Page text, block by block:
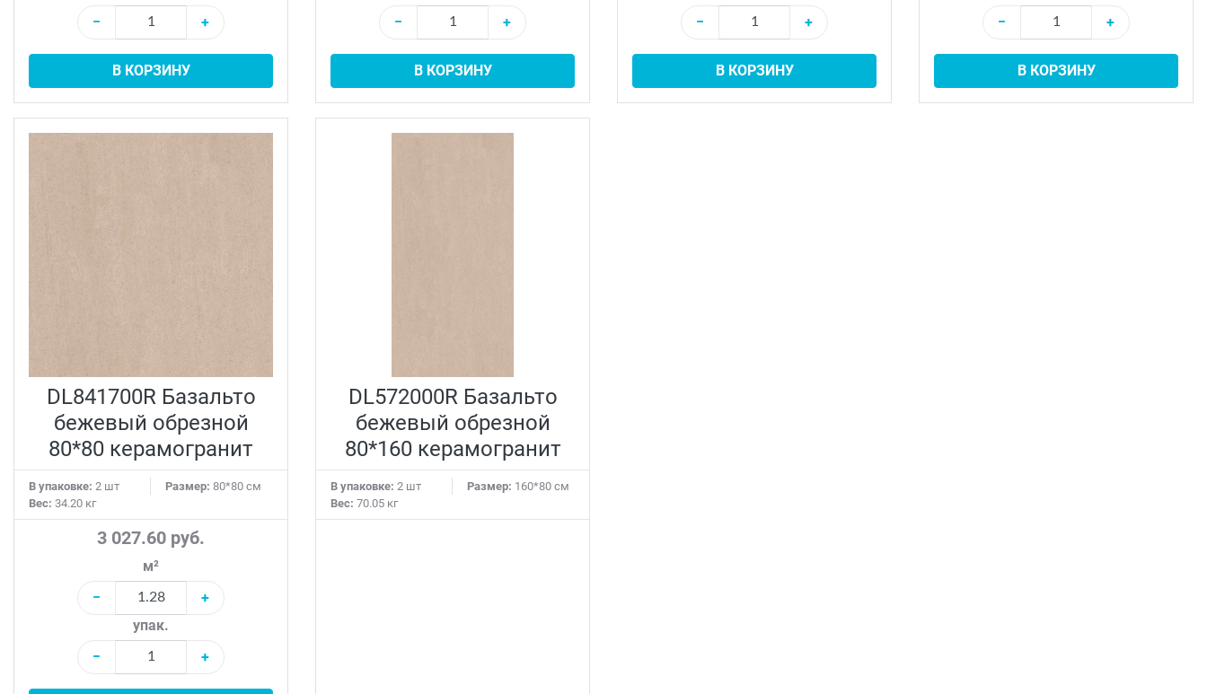
−
+
В КОРЗИНУ
−
+
В КОРЗИНУ
−
+
В КОРЗИНУ
−
+
В КОРЗИНУ
DL841700R Базальто
бежевый обрезной
80*80 керамогранит
В упаковке: 2 шт Размер: 80*80 см
Вес: 34.20 кг
3 027.60 руб.
м²
−
+
упак.
−
+
DL572000R Базальто
бежевый обрезной
80*160 керамогранит
В упаковке: 2 шт Размер: 160*80 см
Вес: 70.05 кг